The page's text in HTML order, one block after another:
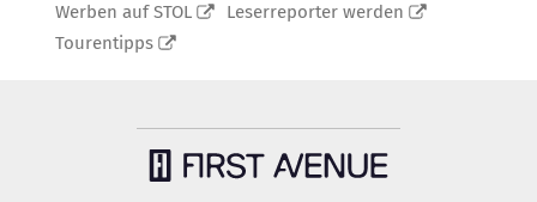
Werben auf STOL
Leserreporter werden
Tourentipps